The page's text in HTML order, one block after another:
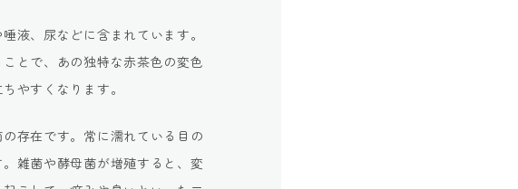
液、尿などに含まれています。
とで、あの独特な赤茶色の変色
やすくなります。
存在です。常に濡れている目の
雑菌や酵母菌が増殖すると、変